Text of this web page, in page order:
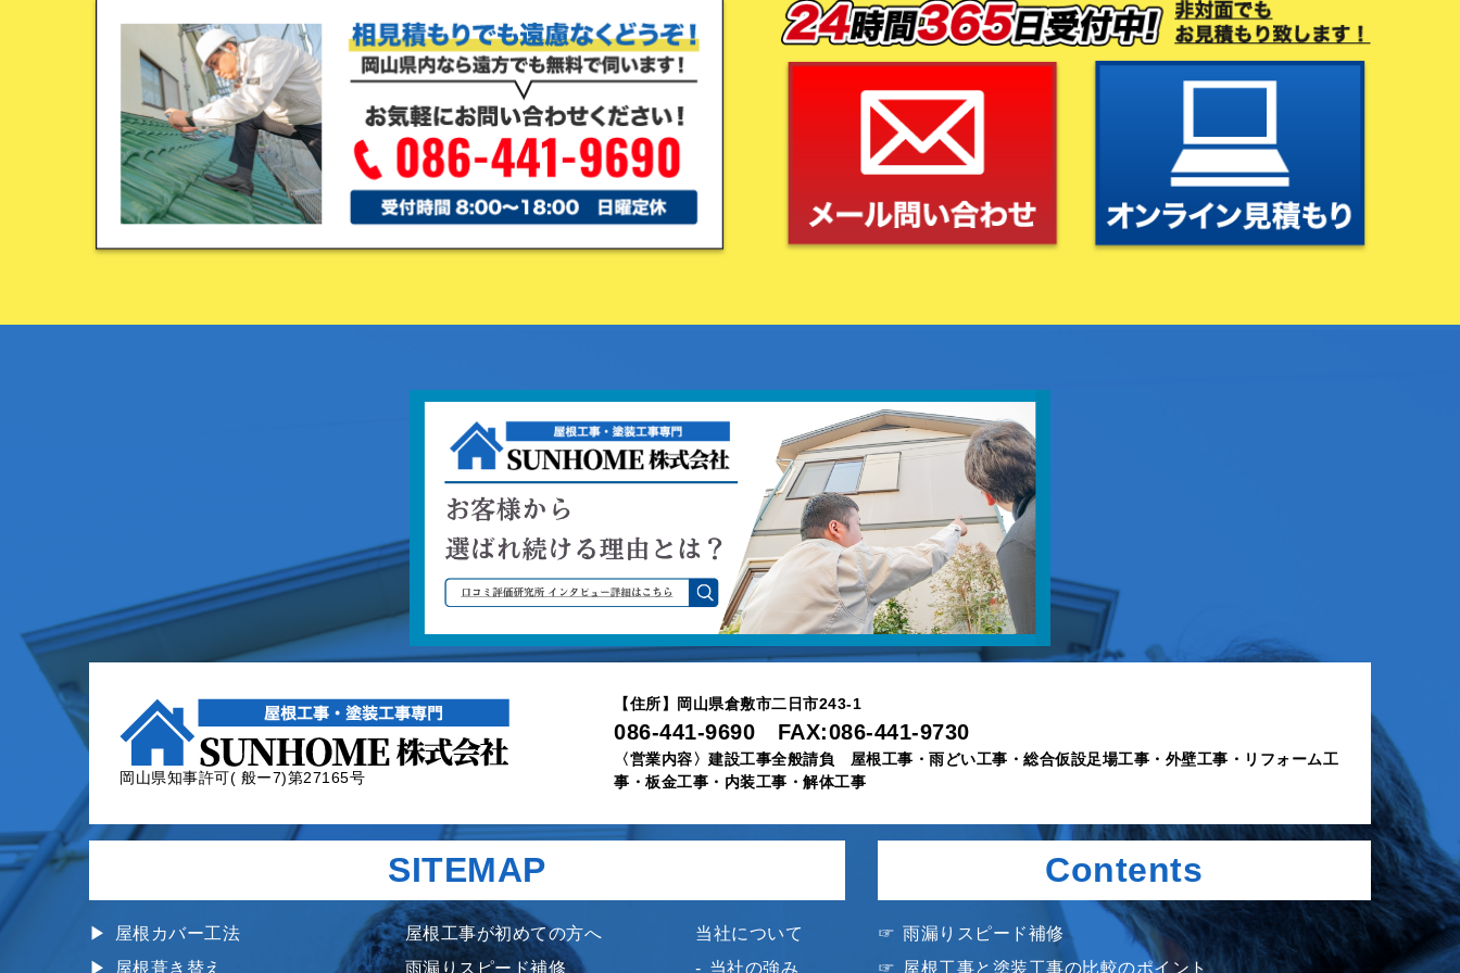
岡山県知事許可( 般ー7)第27165号
【住所】岡山県倉敷市二日市243-1
086-441-9690 FAX:086-441-9730
〈営業内容〉建設工事全般請負 屋根工事・雨どい工事・総合仮設足場工事・外壁工事・リフォーム工
事・板金工事・内装工事・解体工事
SITEMAP
屋根カバー工法
屋根葺き替え
屋根工事が初めての方へ
雨漏りスピード補修
当社について
当社の強み
Contents
雨漏りスピード補修
屋根工事と塗装工事の比較のポイント